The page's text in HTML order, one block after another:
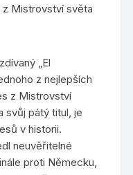
z Mistrovství světa
„El
z nejlepších
z Mistrovství
svůj pátý titul, je
v historii.
neuvěřitelné
proti Německu,